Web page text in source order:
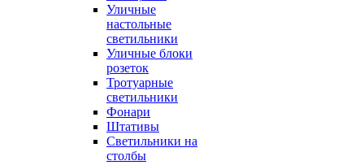
Уличные
настольные
светильники
Уличные блоки
розеток
Тротуарные
светильники
Фонари
Штативы
Светильники на
столбы